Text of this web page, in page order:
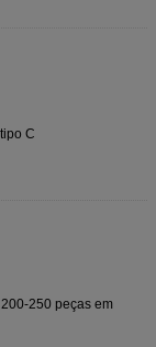
C
250 peças em